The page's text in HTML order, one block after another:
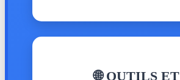
🌐 OUTILS ET